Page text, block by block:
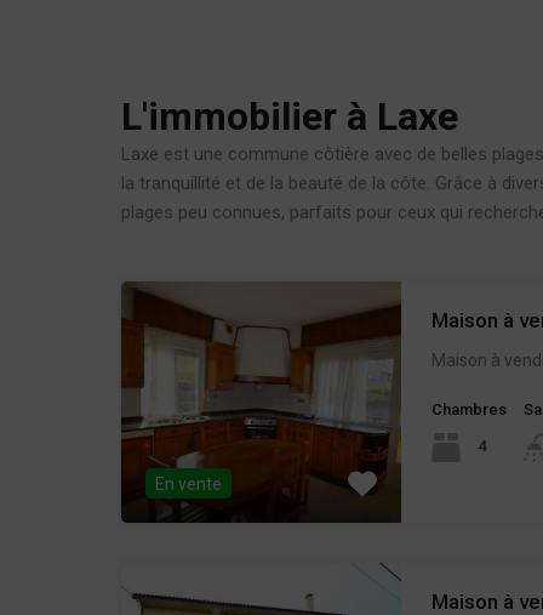
L'immobilier à Laxe
Laxe est une commune côtière avec de belles
la tranquillité et de la beauté de la côte. Grâce à
plages peu connues, parfaits pour ceux qui
En vente
Maison à
Maison à
Chambres
4
Maison à